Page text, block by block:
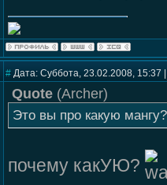
# Дата: Суббота, 23.02.2008,
Quote (Archer)
Это вы про какую мангу?
почему какУЮ?